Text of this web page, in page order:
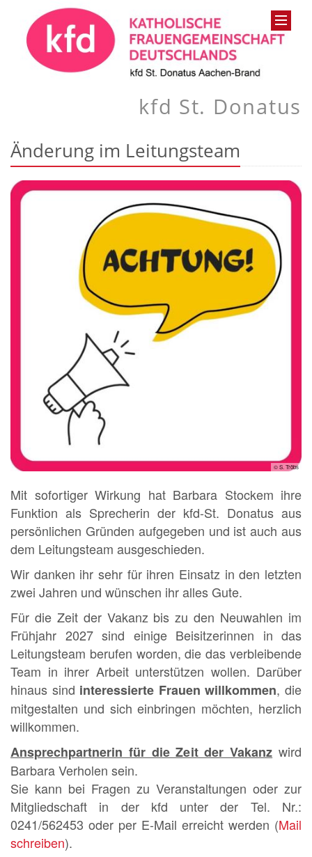
kfd St. Donatus
Änderung im Leitungsteam
© S. Tröbs
Mit sofortiger Wirkung hat Barbara Stockem ihre
Funktion als Sprecherin der kfd-St. Donatus aus
persönlichen Gründen aufgegeben und ist auch aus
dem Leitungsteam ausgeschieden.
Wir danken ihr sehr für ihren Einsatz in den letzten
zwei Jahren und wünschen ihr alles Gute.
Für die Zeit der Vakanz bis zu den Neuwahlen im
Frühjahr 2027 sind einige Beisitzerinnen in das
Leitungsteam berufen worden, die das verbleibende
Team in ihrer Arbeit unterstützen wollen. Darüber
hinaus sind interessierte Frauen willkommen, die
mitgestalten und sich einbringen möchten, herzlich
willkommen.
Ansprechpartnerin für die Zeit der Vakanz wird
Barbara Verholen sein.
Sie kann bei Fragen zu Veranstaltungen oder zur
Mitgliedschaft in der kfd unter der Tel. Nr.:
0241/562453 oder per E-Mail erreicht werden (Mail
schreiben).